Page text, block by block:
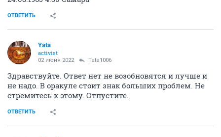
ОТВЕТИТЬ
Yata
activist
02 июня 2022 Tata1006
Здравствуйте. Ответ нет не возобновятся и лучше и
не надо. В оракуле стоит знак больших проблем. Не
стремитесь к этому. Отпустите.
ОТВЕТИТЬ